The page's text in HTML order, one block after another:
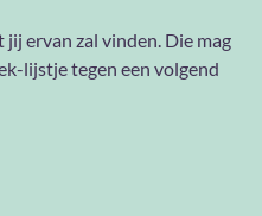
ervan zal vinden. Die mag
lijstje tegen een volgend